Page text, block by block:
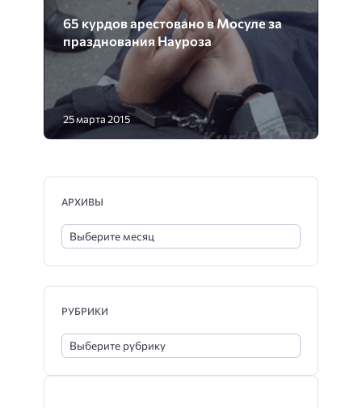
65 курдов арестовано в Мосуле за
празднования Науроза
25 марта 2015
АРХИВЫ
РУБРИКИ